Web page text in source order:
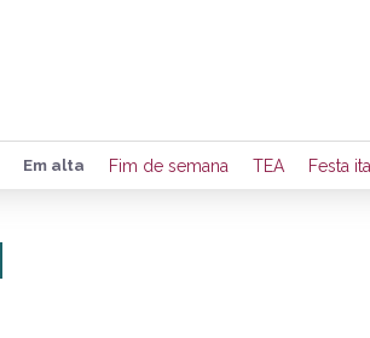
Preencha seus
de eventos e
Em alta Fim de semana TEA Festa